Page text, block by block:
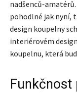
nadšenců-
pohodlné jak nyní,
design koupelny
interiérovém
koupelnu, která
Funkčnost